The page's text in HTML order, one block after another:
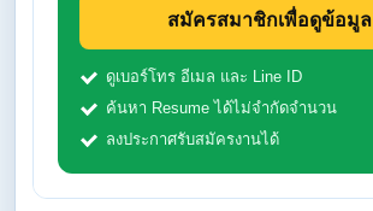
สมัครสมาชิกเพื่อดูข้อมูล
ดูเบอร์โทร อีเมล และ Line ID
ค้นหา Resume ได้ไม่จำกัดจำนวน
ลงประกาศรับสมัครงานได้